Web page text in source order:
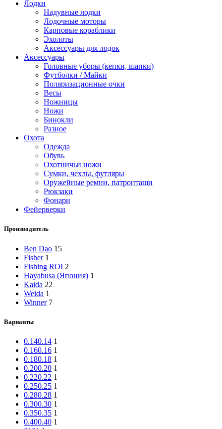
Лодки
Надувные лодки
Лодочные моторы
Карповые кораблики
Эхолоты
Аксессуары для лодок
Аксессуары
Головные уборы (кепки, шапки)
Футболки / Майки
Поляризационные очки
Весы
Ножницы
Ножи
Бинокли
Разное
Охота
Одежда
Обувь
Охотничьи ножи
Сумки, чехлы, футляры
Оружейные ремни, патронташи
Рюкзаки
Фонари
Фейерверки
Производитель
Ben Dao 15
Fisher 1
Fishing ROI 2
Hayabusa (Япония) 1
Kaida 22
Weida 1
Winner 7
Варианты
0.140.14 1
0.160.16 1
0.180.18 1
0.200.20 1
0.220.22 1
0.250.25 1
0.280.28 1
0.300.30 1
0.350.35 1
0.400.40 1